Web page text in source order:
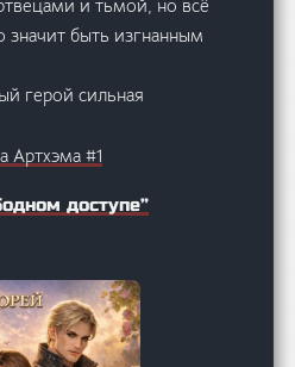
и тьмой, но всё
быть изгнанным
герой сильная
Артхэма #1
доступе”